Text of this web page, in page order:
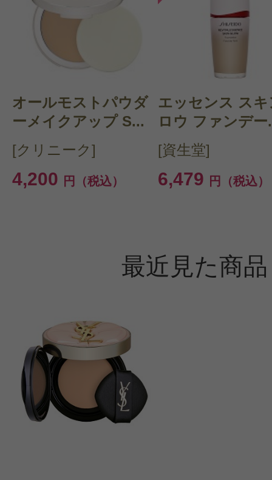
オールモストパウダ
ーメイクアップ S...
[クリニーク]
4,200 円（税込）
エッセンス ス
ロウ ファンデー
[資生堂]
6,479 円（税込）
最近見た商品